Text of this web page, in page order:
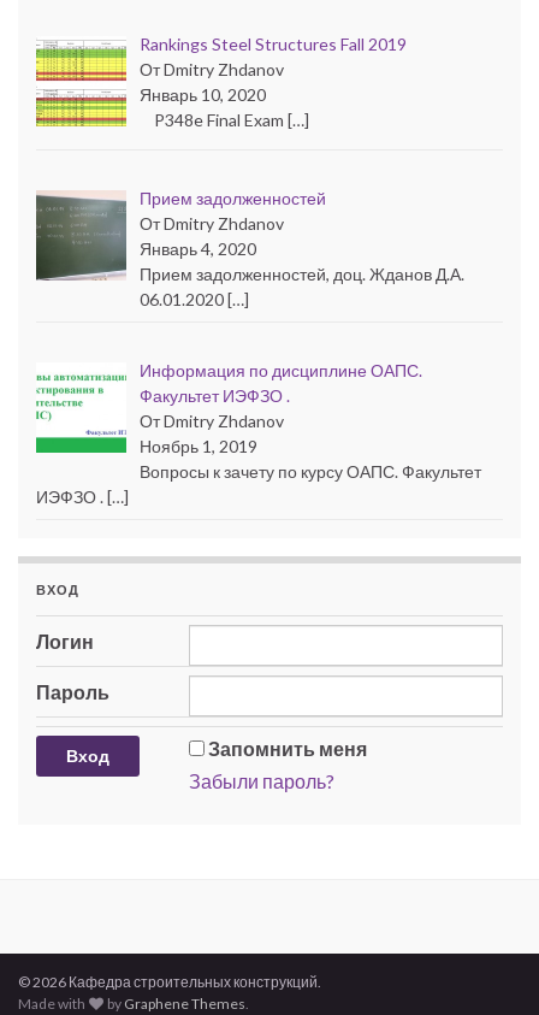
Rankings Steel Structures Fall 2019
От Dmitry Zhdanov
Январь 10, 2020
P348e Final Exam […]
Прием задолженностей
От Dmitry Zhdanov
Январь 4, 2020
Прием задолженностей, доц. Жданов Д.А.
06.01.2020 […]
Информация по дисциплине ОАПС.
Факультет ИЭФЗО .
От Dmitry Zhdanov
Ноябрь 1, 2019
Вопросы к зачету по курсу ОАПС. Факультет
ИЭФЗО . […]
ВХОД
Логин
Пароль
Запомнить меня
Забыли пароль?
© 2026 Кафедра строительных конструкций.
Made with
by Graphene Themes